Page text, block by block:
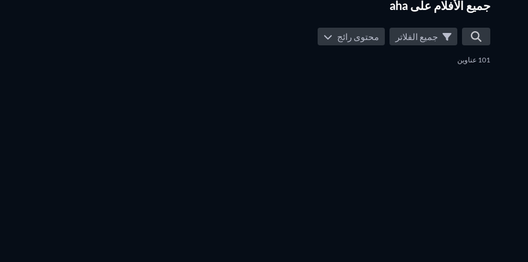
جميع الأفلام على aha
جميع الفلاتر محتوى رائج
101 عناوين